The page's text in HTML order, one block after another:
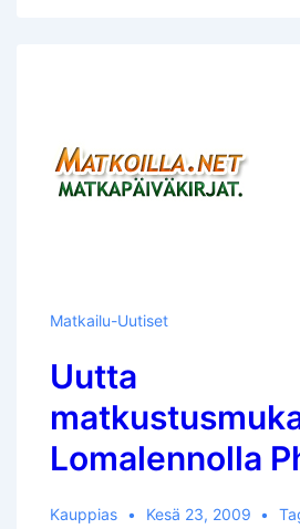
Matkailu-Uutiset
Uutta
Lomalennolla
Kauppias Kesä 23, 2009